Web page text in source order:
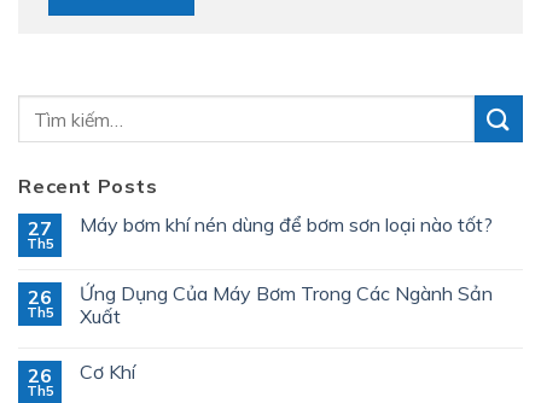
Recent Posts
27
Th5
Máy bơm khí nén dùng để bơm sơn loại nào tốt?
26
Th5
Ứng Dụng Của Máy Bơm Trong Các Ngành Sản
Xuất
26
Th5
Cơ Khí